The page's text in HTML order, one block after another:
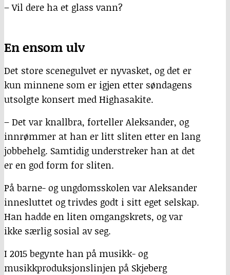
– Vil dere ha et glass vann?
En ensom ulv
Det store scenegulvet er nyvasket, og det er
kun minnene som er igjen etter søndagens
utsolgte konsert med Highasakite.
– Det var knallbra, forteller Aleksander, og
innrømmer at han er litt sliten etter en lang
jobbehelg. Samtidig understreker han at det
er en god form for sliten.
På barne- og ungdomsskolen var Aleksander
innesluttet og trivdes godt i sitt eget selskap.
Han hadde en liten omgangskrets, og var
ikke særlig sosial av seg.
I 2015 begynte han på musikk- og
musikkproduksjonslinjen på Skjeberg